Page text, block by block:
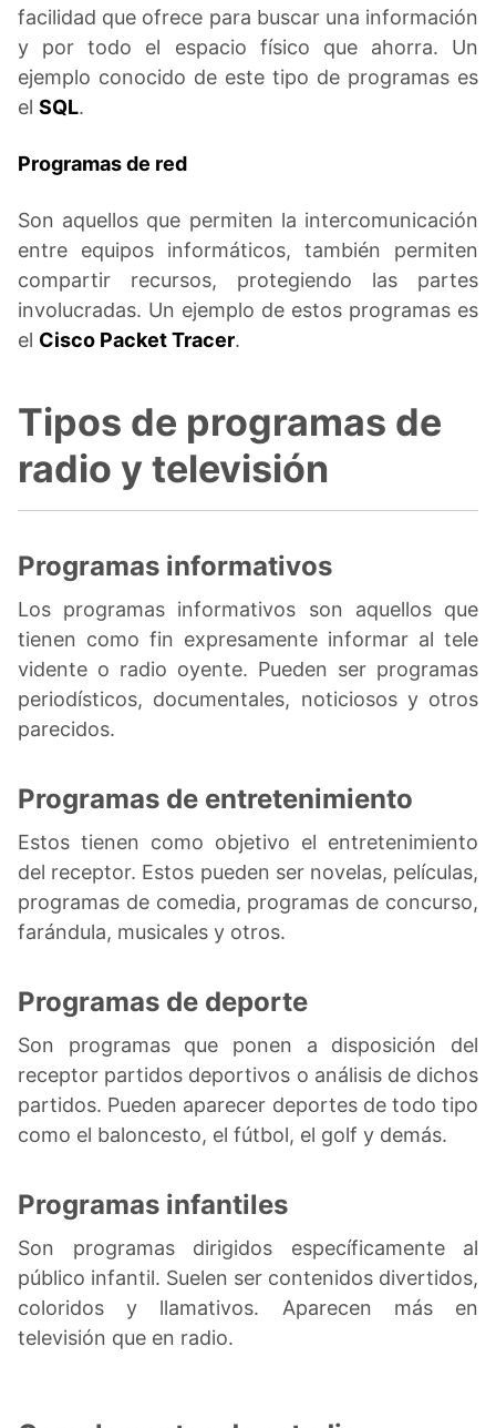
facilidad que ofrece para buscar una información
y por todo el espacio físico que ahorra. Un
ejemplo conocido de este tipo de programas es
el SQL.
Programas de red
Son aquellos que permiten la intercomunicación
entre equipos informáticos, también permiten
compartir recursos, protegiendo las partes
involucradas. Un ejemplo de estos programas es
el Cisco Packet Tracer.
Tipos de programas de
radio y televisión
Programas informativos
Los programas informativos son aquellos que
tienen como fin expresamente informar al tele
vidente o radio oyente. Pueden ser programas
periodísticos, documentales, noticiosos y otros
parecidos.
Programas de entretenimiento
Estos tienen como objetivo el entretenimiento
del receptor. Estos pueden ser novelas, películas,
programas de comedia, programas de concurso,
farándula, musicales y otros.
Programas de deporte
Son programas que ponen a disposición del
receptor partidos deportivos o análisis de dichos
partidos. Pueden aparecer deportes de todo tipo
como el baloncesto, el fútbol, el golf y demás.
Programas infantiles
Son programas dirigidos específicamente al
público infantil. Suelen ser contenidos divertidos,
coloridos y llamativos. Aparecen más en
televisión que en radio.